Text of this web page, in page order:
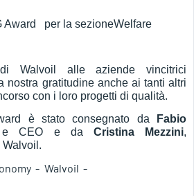
Award  per la sezioneWelfare
Walvoil alle aziende vincitrici
nostra gratitudine anche ai tanti altri
con i loro progetti di qualità.
è stato consegnato da
Fabio
e CEO e da Cristina Mezzini,